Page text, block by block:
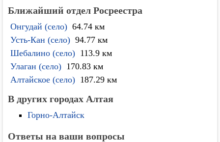
Ближайший отдел Росреестра
Онгудай (село) 64.74 км
Усть-Кан (село) 94.77 км
Шебалино (село) 113.9 км
Улаган (село) 170.83 км
Алтайское (село) 187.29 км
В других городах Алтая
Горно-Алтайск
Ответы на ваши вопросы